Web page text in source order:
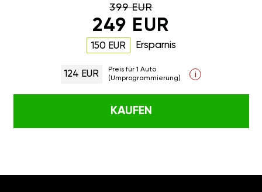
399 EUR
249 EUR
150 EUR Ersparnis
124 EUR
Preis für 1 Auto
(Umprogrammierung)
i
KAUFEN